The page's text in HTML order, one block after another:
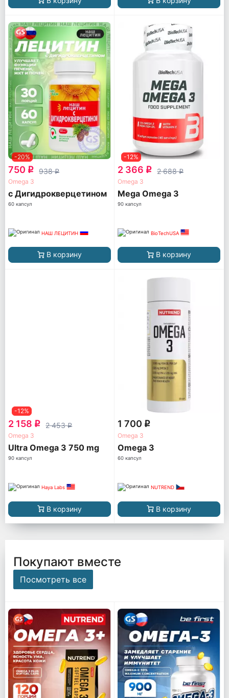
-20%
750 q 938q
Omega 3
с Дигидрокверцетином
60 капсул
НАШ ЛЕЦИТИН
В корзину
-12%
2 366 q 2 688q
Omega 3
Mega Omega 3
90 капсул
BioTechUSA
В корзину
-12%
2 158 q 2 453q
Omega 3
Ultra Omega 3 750 mg
90 капсул
Haya Labs
В корзину
1 700 q
Omega 3
Omega 3
60 капсул
NUTREND
В корзину
Покупают вместе
Посмотреть все